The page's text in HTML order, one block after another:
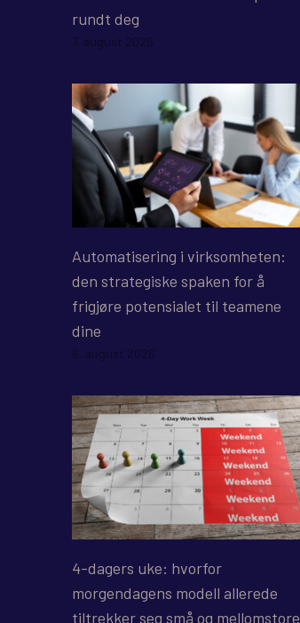
rundt deg
7. august 2026
Automatisering i virksomheten:
den strategiske spaken for å
frigjøre potensialet til teamene
dine
6. august 2026
4-dagers uke: hvorfor
morgendagens modell allerede
tiltrekker seg små og mellomstore